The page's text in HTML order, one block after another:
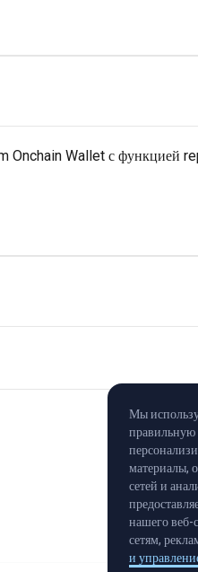
Onchain Wallet с функцией
Мы
правильную
материалы,
сетей и
нашего веб-
сетям,
и